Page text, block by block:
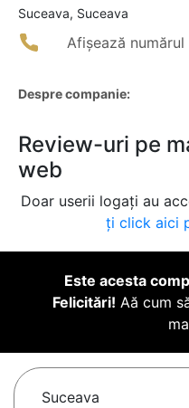
Suceava, Suceava
Afișează
Despre companie:
Review-uri pe
web
Doar userii logați au
ți click aici
Este acesta
Felicitări! Aă cum
Suceava